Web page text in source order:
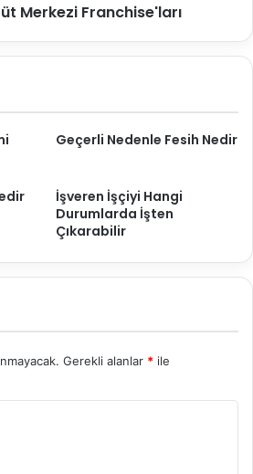
Merkezi Franchise'ları
Geçerli Nedenle Fesih Nedir
İşveren İşçiyi Hangi
Durumlarda İşten
Çıkarabilir
Gerekli alanlar * ile